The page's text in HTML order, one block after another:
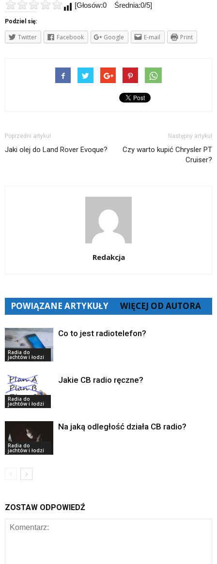
[Głosów:0 Średnia:0/5]
Podziel się:
Twitter Facebook Google E-mail Print
Poprzedni artykuł
Jaki olej do Land Rover Evoque?
Następny artykuł
Czy warto kupić Chrysler PT
Cruiser?
Redakcja
POWIĄZANE ARTYKUŁY WIĘCEJ OD AUTORA
Radia do
jachtów i łodzi
Co to jest radiotelefon?
Radia do
jachtów i łodzi
Jakie CB radio ręczne?
Radia do
jachtów i łodzi
Na jaką odległość działa CB radio?
ZOSTAW ODPOWIEDŹ